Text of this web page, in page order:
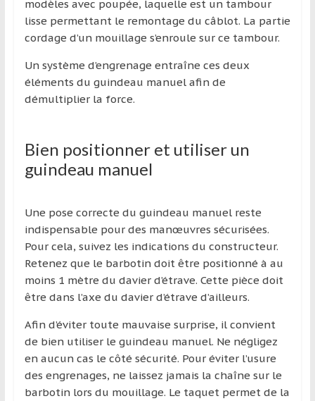
modèles avec poupée, laquelle est un tambour
lisse permettant le remontage du câblot. La partie
cordage d’un mouillage s’enroule sur ce tambour.
Un système d’engrenage entraîne ces deux
éléments du guindeau manuel afin de
démultiplier la force.
Bien positionner et utiliser un
guindeau manuel
Une pose correcte du guindeau manuel reste
indispensable pour des manœuvres sécurisées.
Pour cela, suivez les indications du constructeur.
Retenez que le barbotin doit être positionné à au
moins 1 mètre du davier d’étrave. Cette pièce doit
être dans l’axe du davier d’étrave d’ailleurs.
Afin d’éviter toute mauvaise surprise, il convient
de bien utiliser le guindeau manuel. Ne négligez
en aucun cas le côté sécurité. Pour éviter l’usure
des engrenages, ne laissez jamais la chaîne sur le
barbotin lors du mouillage. Le taquet permet de la